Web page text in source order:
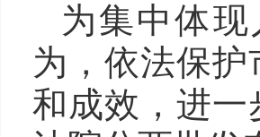
为集中体
为，依法保
和成效，进